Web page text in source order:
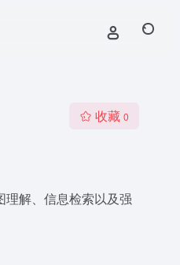
收藏 0
解、信息检索以及强